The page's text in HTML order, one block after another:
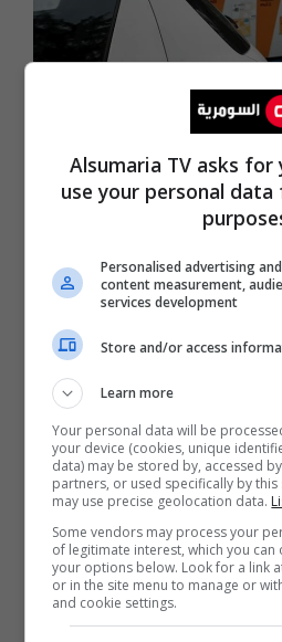
استنفاد مخزوناتها
Alsumaria TV asks
use your personal
Personalised advertising
content measurement,
services development
Store and/or access
Learn more
Your personal data will be
your device (cookies, unique
data) may be stored by, accessed
partners, or used specifically by
may use precise geolocation data.
Some vendors may process your
of legitimate interest, which you
your options below. Look for a link
or in the site menu to manage or
and cookie settings.